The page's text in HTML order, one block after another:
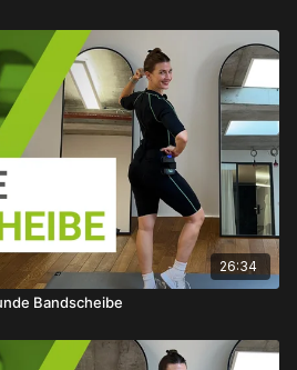
26:34
Bandscheibe